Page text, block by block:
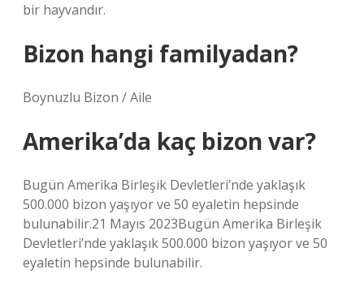
bir hayvandır.
Bizon hangi familyadan?
Boynuzlu Bizon / Aile
Amerika’da kaç bizon var?
Bugün Amerika Birleşik Devletleri’nde yaklaşık
500.000 bizon yaşıyor ve 50 eyaletin hepsinde
bulunabilir.21 Mayıs 2023Bugün Amerika Birleşik
Devletleri’nde yaklaşık 500.000 bizon yaşıyor ve 50
eyaletin hepsinde bulunabilir.